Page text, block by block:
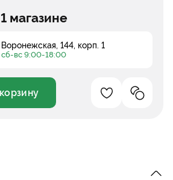
магазине
Воронежская, 144, корп. 1
вс 9:00-18:00
Добавление в